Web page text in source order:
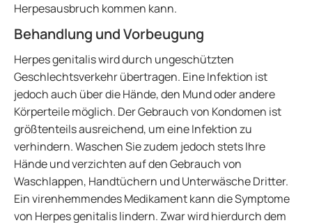
Herpesausbruch kommen kann.
Behandlung und Vorbeugung
Herpes genitalis wird durch ungeschützten
Geschlechtsverkehr übertragen. Eine Infektion ist
jedoch auch über die Hände, den Mund oder andere
Körperteile möglich. Der Gebrauch von Kondomen ist
größtenteils ausreichend, um eine Infektion zu
verhindern. Waschen Sie zudem jedoch stets Ihre
Hände und verzichten auf den Gebrauch von
Waschlappen, Handtüchern und Unterwäsche Dritter.
Ein virenhemmendes Medikament kann die Symptome
von Herpes genitalis lindern. Zwar wird hierdurch dem